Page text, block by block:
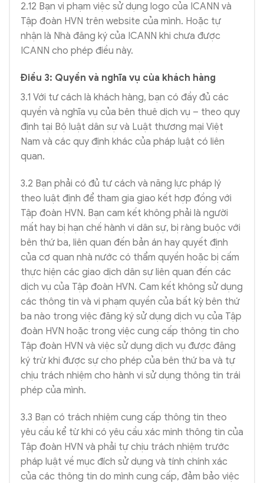
2.12 Bạn vi phạm việc sử dụng logo của ICANN và
Tập đoàn HVN trên website của mình. Hoặc tự
nhận là Nhà đăng ký của ICANN khi chưa được
ICANN cho phép điều này.
Điều 3: Quyền và nghĩa vụ của khách hàng
3.1 Với tư cách là khách hàng, bạn có đầy đủ các
quyền và nghĩa vụ của bên thuê dịch vụ – theo quy
định tại Bộ luật dân sự và Luật thương mại Việt
Nam và các quy định khác của pháp luật có liên
quan.
3.2 Bạn phải có đủ tư cách và năng lực pháp lý
theo luật định để tham gia giao kết hợp đồng với
Tập đoàn HVN. Bạn cam kết không phải là người
mất hay bị hạn chế hành vi dân sự, bị ràng buộc với
bên thứ ba, liên quan đến bản án hay quyết định
của cơ quan nhà nước có thẩm quyền hoặc bị cấm
thực hiện các giao dịch dân sự liên quan đến các
dịch vụ của Tập đoàn HVN. Cam kết không sử dụng
các thông tin và vi phạm quyền của bất kỳ bên thứ
ba nào trong việc đăng ký sử dụng dịch vụ của Tập
đoàn HVN hoặc trong việc cung cấp thông tin cho
Tập đoàn HVN và việc sử dụng dịch vụ được đăng
ký trừ khi được sự cho phép của bên thứ ba và tự
chịu trách nhiệm cho hành vi sử dụng thông tin trái
phép của mình.
3.3 Bạn có trách nhiệm cung cấp thông tin theo
yêu cầu kể từ khi có yêu cầu xác minh thông tin của
Tập đoàn HVN và phải tự chịu trách nhiệm trước
pháp luật về mục đích sử dụng và tính chính xác
của các thông tin do mình cung cấp, đảm bảo việc